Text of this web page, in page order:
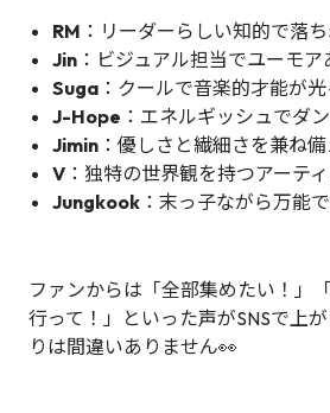
RM ：リーダーらしい知的で落
Jin ：ビジュアル担当でユーモ
Suga ：クールで音楽的才能が光
J-Hope ：エネルギッシュでダ
Jimin ：優しさと繊細さを兼ね
V ：独特の世界観を持つアーテ
Jungkook ：末っ子ながら万能
ファンからは「全部集めたい！」
行って！」といった声がSNSで上
りは間違いありません👀